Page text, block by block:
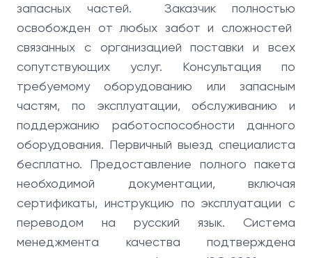
запасных частей. Заказчик полностью
освобожден от любых забот и сложностей
связанных с организацией поставки и всех
сопутствующих услуг. Консультация по
требуемому оборудованию или запасным
частям, по эксплуатации, обслуживанию и
поддержанию работоспособности данного
оборудования. Первичный выезд специалиста
бесплатно. Предоставление полного пакета
необходимой документации, включая
сертификаты, инструкцию по эксплуатации с
переводом на русский язык. Система
менеджмента качества подтверждена